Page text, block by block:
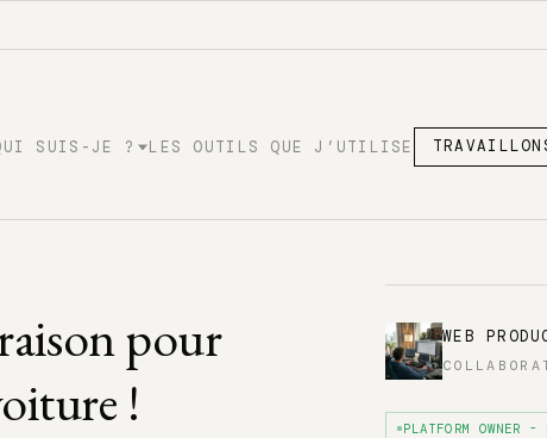
SUIS-JE ? LES OUTILS QUE J’UTILISE
pour
!
WEB
PLATFORM OWNER -